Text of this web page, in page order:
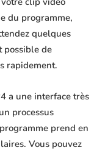
du programme,
quelques
possible de
rapidement.
a une interface très
processus
prend en
Vous pouvez